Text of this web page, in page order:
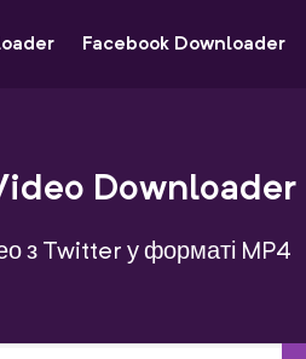
Facebook Downloader
Downloader
з Twitter у форматі MP4